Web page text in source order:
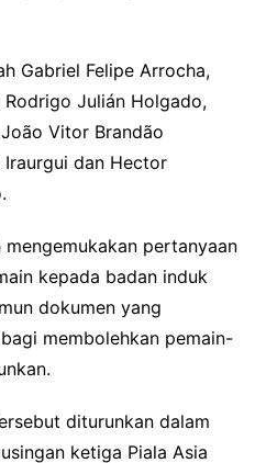
Gabriel Felipe Arrocha,
Rodrigo Julián Holgado,
Vitor Brandão
dan Hector
mengemukakan pertanyaan
kepada badan induk
dokumen yang
membolehkan pemain-
diturunkan dalam
ketiga Piala Asia